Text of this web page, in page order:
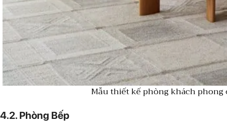
Mẫu thiết kế phòng khách
4.2. Phòng Bếp